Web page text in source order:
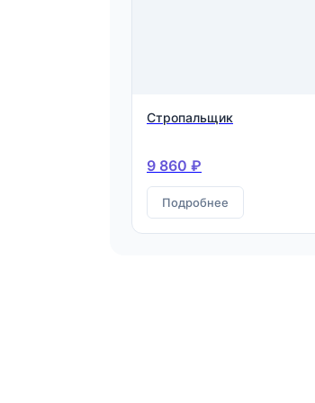
Стропальщик
9 860 ₽
Подробнее